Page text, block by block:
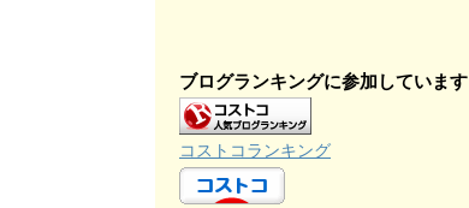
ブログランキングに参加しています
コストコランキング